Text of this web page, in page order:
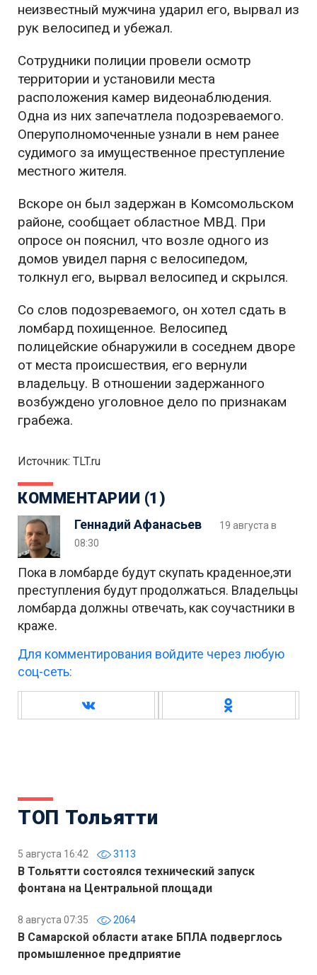
неизвестный мужчина ударил его, вырвал из
рук велосипед и убежал.
Сотрудники полиции провели осмотр
территории и установили места
расположения камер видеонаблюдения.
Одна из них запечатлела подозреваемого.
Оперуполномоченные узнали в нем ранее
судимого за имущественное преступление
местного жителя.
Вскоре он был задержан в Комсомольском
районе, сообщает областное МВД. При
опросе он пояснил, что возле одного из
домов увидел парня с велосипедом,
толкнул его, вырвал велосипед и скрылся.
Со слов подозреваемого, он хотел сдать в
ломбард похищенное. Велосипед
полицейские обнаружили в соседнем дворе
от места происшествия, его вернули
владельцу. В отношении задержанного
возбуждено уголовное дело по признакам
грабежа.
Источник: TLT.ru
КОММЕНТАРИИ (1)
Геннадий Афанасьев
19 августа в
08:30
Пока в ломбарде будут скупать краденное,эти
преступления будут продолжаться. Владельцы
ломбарда должны отвечать, как соучастники в
краже.
Для комментирования войдите через любую
соц-сеть:
ТОП Тольятти
5 августа 16:42 3113
В Тольятти состоялся технический запуск
фонтана на Центральной площади
8 августа 07:35 2064
В Самарской области атаке БПЛА подверглось
промышленное предприятие